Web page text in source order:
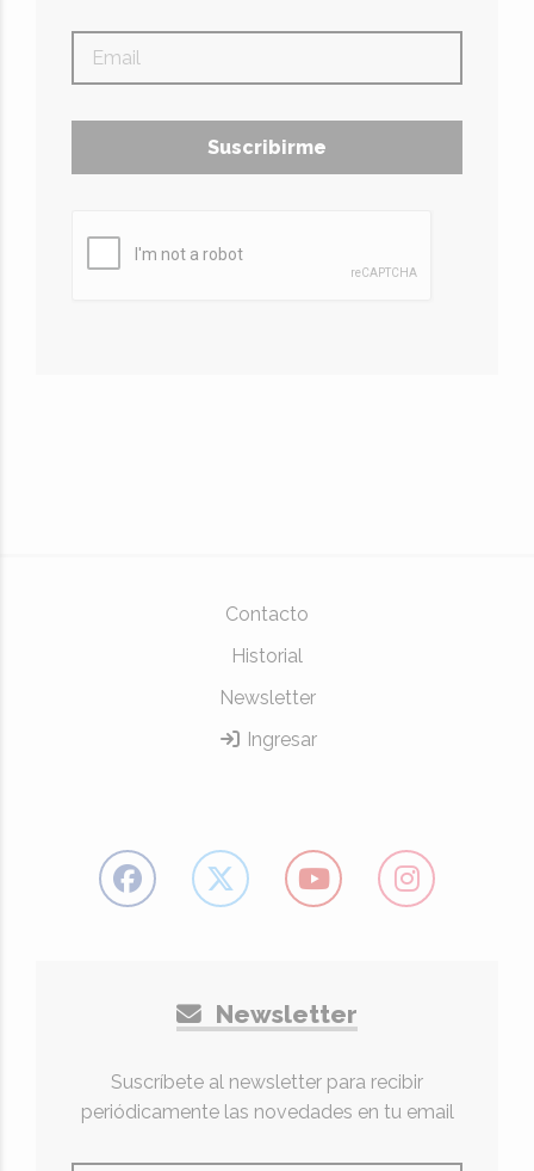
Suscribirme
Contacto
Historial
Newsletter
Ingresar
Newsletter
Suscríbete al newsletter para recibir
periódicamente las novedades en tu email